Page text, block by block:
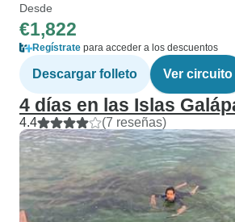
Desde
€1,822
Regístrate para acceder a los descuentos
Descargar folleto Ver circuito
4 días en las Islas
4.4 (7 reseñas)